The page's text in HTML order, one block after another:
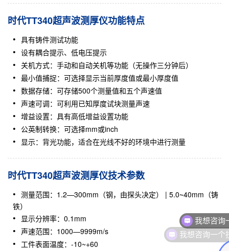
时代TT340超声波测厚仪功能特点
具有铸件测试功能
设有耦合提示、低电压提示
关机方式：手动和自动关机等功能（无操作三分钟后）
最小值捕捉：可选择显示当前厚度值或最小厚度值
数据存储：可存储500个测量值和五个声速值
声速可调：可利用已知厚度试块测量声速
增益设置：具有高低增益设置功能
公英制转换：可选择mm或inch
显示：背光功能，适合在光线不好的环境中进行测量
时代TT340超声波测厚仪技术参数
测量范围：1.2—300mm（钢，由探头决定） | 5.0~40mm（铸
铁）
显示分辨率：0.1mm
声速范围：1000—9999m/s
工件表面温度：-10~+60
我想咨询
我想咨询一个